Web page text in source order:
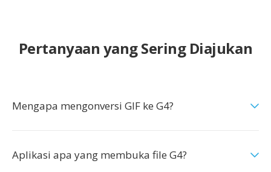
Pertanyaan yang Sering Diajukan
Mengapa mengonversi GIF ke G4?
Aplikasi apa yang membuka file G4?